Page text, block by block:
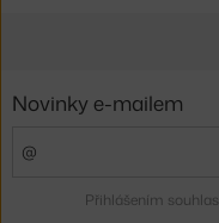
Novinky e-mailem
Přihlášením